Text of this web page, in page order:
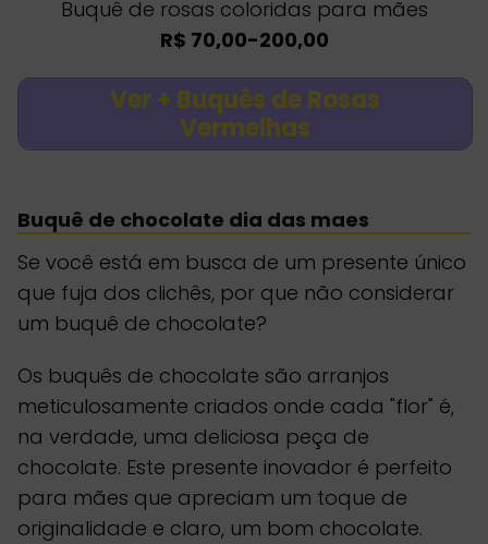
Buquê de rosas coloridas para mães
R$ 70,00-200,00
Ver + Buquês de Rosas
Vermelhas
Buquê de chocolate dia das maes
Se você está em busca de um presente único
que fuja dos clichês, por que não considerar
um buquê de chocolate?
Os buquês de chocolate são arranjos
meticulosamente criados onde cada "flor" é,
na verdade, uma deliciosa peça de
chocolate. Este presente inovador é perfeito
para mães que apreciam um toque de
originalidade e claro, um bom chocolate.